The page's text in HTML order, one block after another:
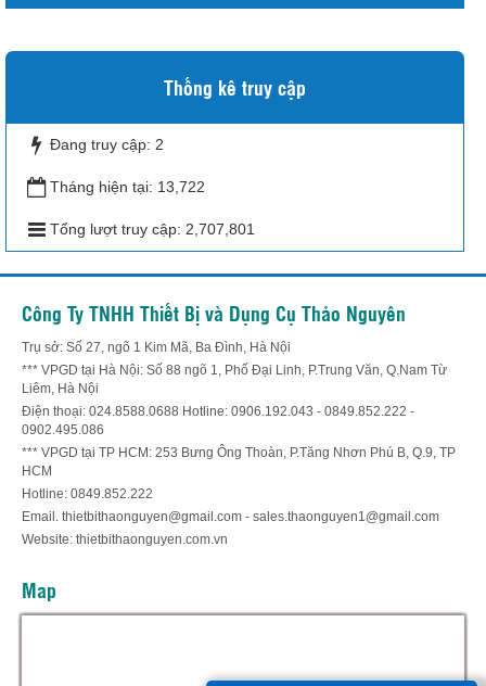
Thống kê truy cập
Đang truy cập: 2
Tháng hiện tại: 13,722
Tổng lượt truy cập: 2,707,801
Công Ty TNHH Thiết Bị và Dụng Cụ Thảo Nguyên
Trụ sở: Số 27, ngõ 1 Kim Mã, Ba Đình, Hà Nội
*** VPGD tại Hà Nội: Số 88 ngõ 1, Phố Đại Linh, P.Trung Văn, Q.Nam Từ
Liêm, Hà Nội
Điện thoại: 024.8588.0688 Hotline: 0906.192.043 - 0849.852.222 -
0902.495.086
*** VPGD tại TP HCM: 253 Bưng Ông Thoàn, P.Tăng Nhơn Phú B, Q.9, TP
HCM
Hotline: 0849.852.222
Email. thietbithaonguyen@gmail.com - sales.thaonguyen1@gmail.com
Website: thietbithaonguyen.com.vn
Map